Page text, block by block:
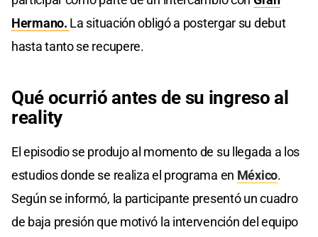
Hermano. La situación obligó a postergar su debut
hasta tanto se recupere.
Qué ocurrió antes de su ingreso al
reality
El episodio se produjo al momento de su llegada a los
estudios donde se realiza el programa en México.
Según se informó, la participante presentó un cuadro
de baja presión que motivó la intervención del equipo